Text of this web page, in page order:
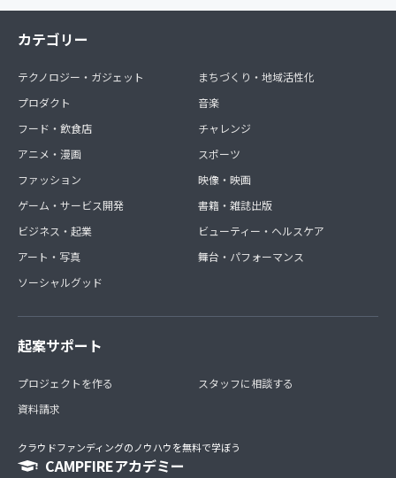
カテゴリー
テクノロジー・ガジェット
プロダクト
フード・飲食店
アニメ・漫画
ファッション
ゲーム・サービス開発
ビジネス・起業
アート・写真
ソーシャルグッド
まちづくり・地域活性化
音楽
チャレンジ
スポーツ
映像・映画
書籍・雑誌出版
ビューティー・ヘルスケア
舞台・パフォーマンス
起案サポート
プロジェクトを作る
資料請求
スタッフに相談する
クラウドファンディングのノウハウを無料で学ぼう
CAMPFIREアカデミー